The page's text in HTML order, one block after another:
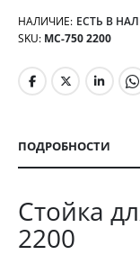
НАЛИЧИЕ: ЕСТЬ В
SKU МС-750 2200
ПОДРОБНОСТИ
Стойка
2200